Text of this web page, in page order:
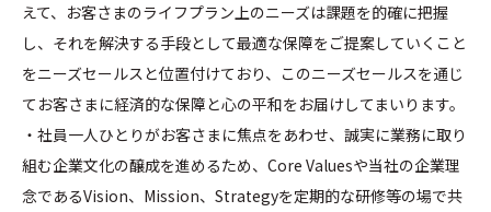
えて、お客さまのライフプラン上のニーズは課題を的確に把握
し、それを解決する手段として最適な保障をご提案していくこと
をニーズセールスと位置付けており、このニーズセールスを通じ
てお客さまに経済的な保障と心の平和をお届けしてまいります。
・社員一人ひとりがお客さまに焦点をあわせ、誠実に業務に取り
組む企業文化の醸成を進めるため、Core Valuesや当社の企業理
念であるVision、Mission、Strategyを定期的な研修等の場で共